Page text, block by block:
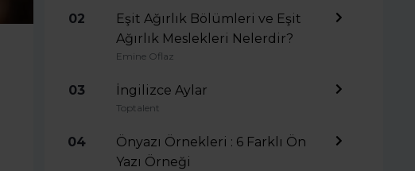
02
Eşit Ağırlık Bölümleri ve Eşit
Ağırlık Meslekleri Nelerdir?
Emine Oflaz
03 İngilizce Aylar
Toptalent
04
Önyazı Örnekleri : 6 Farklı Ön
Yazı Örneği